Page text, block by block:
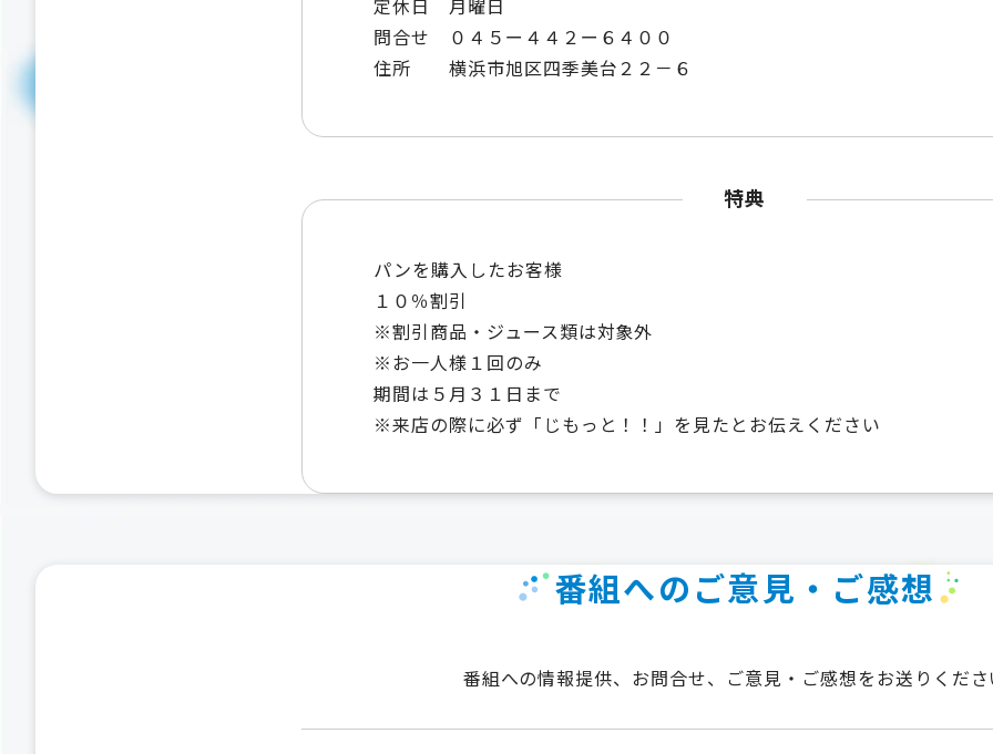
定休日 月曜日
問合せ ０４５ー４４２ー６４００
住所 横浜市旭区四季美台２２－６
特典
パンを購入したお客様
１０％割引
※割引商品・ジュース類は対象外
※お一人様１回のみ
期間は５月３１日まで
※来店の際に必ず「じもっと！！」を見たとお伝えください
番組へのご意見・ご感想
番組への情報提供、お問合せ、ご意見・ご感想をお送りくだ